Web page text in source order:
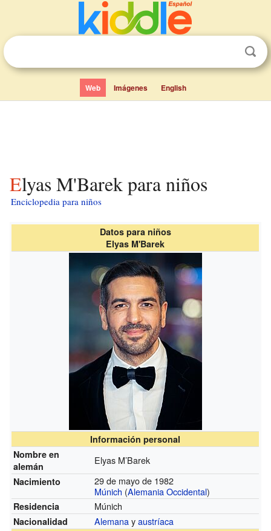
Web Imágenes English
Elyas M'Barek para niños
Enciclopedia para niños
Datos para niños
Elyas M'Barek
Información personal
Nombre en
alemán
Elyas M’Barek
Nacimiento
29 de mayo de 1982
Múnich (Alemania Occidental)
Residencia Múnich
Nacionalidad Alemanayaustríaca